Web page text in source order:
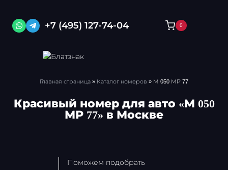
содержимому+7 (495) 127-74-04 0
Главная страница » Каталог номеров » М 050 МР 77
Красивый номер для авто «М 050
МР 77» в Москве
Поможем подобрать